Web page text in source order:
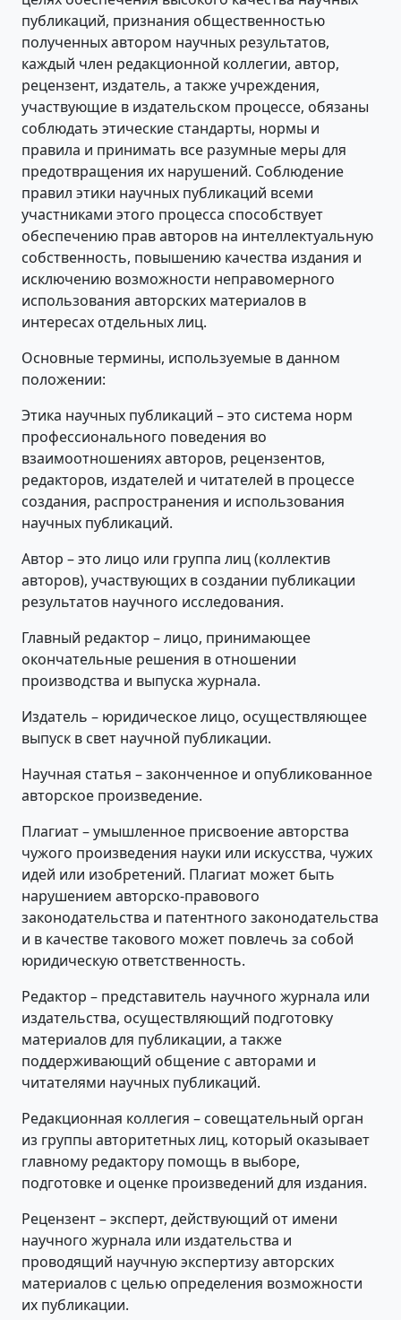
публикаций, признания общественностью
полученных автором научных результатов,
каждый член редакционной коллегии, автор,
рецензент, издатель, а также учреждения,
участвующие в издательском процессе, обязаны
соблюдать этические стандарты, нормы и
правила и принимать все разумные меры для
предотвращения их нарушений. Соблюдение
правил этики научных публикаций всеми
участниками этого процесса способствует
обеспечению прав авторов на интеллектуальную
собственность, повышению качества издания и
исключению возможности неправомерного
использования авторских материалов в
интересах отдельных лиц.
Основные термины, используемые в данном
положении:
Этика научных публикаций – это система норм
профессионального поведения во
взаимоотношениях авторов, рецензентов,
редакторов, издателей и читателей в процессе
создания, распространения и использования
научных публикаций.
Автор – это лицо или группа лиц (коллектив
авторов), участвующих в создании публикации
результатов научного исследования.
Главный редактор – лицо, принимающее
окончательные решения в отношении
производства и выпуска журнала.
Издатель – юридическое лицо, осуществляющее
выпуск в свет научной публикации.
Научная статья – законченное и опубликованное
авторское произведение.
Плагиат – умышленное присвоение авторства
чужого произведения науки или искусства, чужих
идей или изобретений. Плагиат может быть
нарушением авторско-правового
законодательства и патентного законодательства
и в качестве такового может повлечь за собой
юридическую ответственность.
Редактор – представитель научного журнала или
издательства, осуществляющий подготовку
материалов для публикации, а также
поддерживающий общение с авторами и
читателями научных публикаций.
Редакционная коллегия – совещательный орган
из группы авторитетных лиц, который оказывает
главному редактору помощь в выборе,
подготовке и оценке произведений для издания.
Рецензент – эксперт, действующий от имени
научного журнала или издательства и
проводящий научную экспертизу авторских
материалов с целью определения возможности
их публикации.